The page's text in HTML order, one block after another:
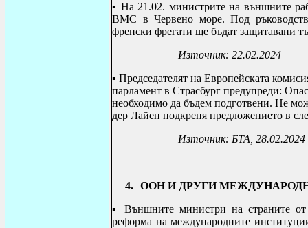
▪ На 21.02. министрите на външните
ВМС в Червено море. Под
френски фрегати ще бъдат защитавани
Източник: 22.02.2024
▪ Председателят на Европейската
парламент в Страсбург предупреди:
необходимо да бъдем подготвени. Не
дер Лайен подкрепя предложението в
Източник: БТА, 28.02.2024
4. ООН И ДРУГИ
▪Външните министри на страните
реформа на международните